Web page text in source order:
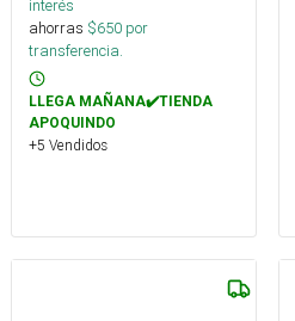
interés
ahorras $650 por
transferencia.
LLEGA MAÑANA✔️TIENDA
APOQUINDO
+5 Vendidos